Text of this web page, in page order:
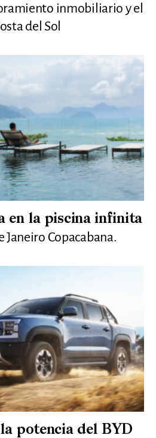
inmobiliario y el
del Sol
en la piscina infinita
Janeiro Copacabana.
potencia del BYD